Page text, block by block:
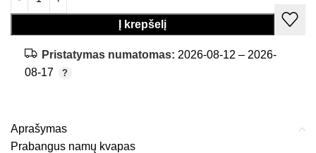
Į krepšelį
Pristatymas numatomas: 2026-08-12 – 2026-
08-17
Aprašymas
Prabangus namų kvapas